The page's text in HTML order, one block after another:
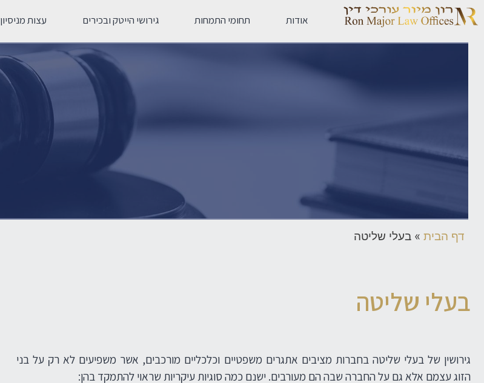
אודות תחומי התמחות גירושי הייטק ובכירים עצות מניסיון
דף הבית » בעלי שליטה
בעלי שליטה
גירושין של בעלי שליטה בחברות מציבים אתגרים משפטיים וכלכליים מורכבים, אשר משפיעים לא רק על בני
הזוג עצמם אלא גם על החברה שבה הם מעורבים. ישנם כמה סוגיות עיקריות שראוי להתמקד בהן: